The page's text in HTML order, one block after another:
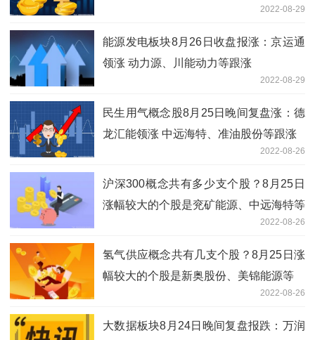
2022-08-29
能源发电板块8月26日收盘报涨：京运通
领涨 动力源、川能动力等跟涨
2022-08-29
民生用气概念股8月25日晚间复盘涨：德
龙汇能领涨 中远海特、准油股份等跟涨
2022-08-26
沪深300概念共有多少支个股？8月25日
涨幅较大的个股是兖矿能源、中远海特等
2022-08-26
氢气供应概念共有几支个股？8月25日涨
幅较大的个股是新奥股份、美锦能源等
2022-08-26
大数据板块8月24日晚间复盘报跌：万润